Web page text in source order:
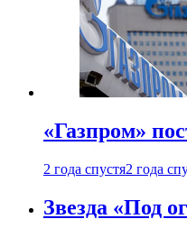
«Газпром»
2 года спустя2 года
Звезда «Под